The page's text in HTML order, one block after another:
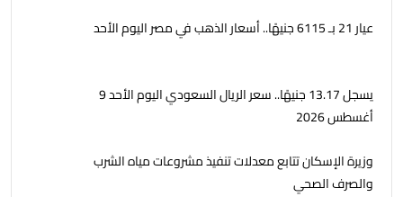
عيار 21 بـ 6115 جنيهًا.. أسعار الذهب في مصر اليوم الأحد
يسجل 13.17 جنيهًا.. سعر الريال السعودي اليوم الأحد 9
أغسطس 2026
وزيرة الإسكان تتابع معدلات تنفيذ مشروعات مياه الشرب
والصرف الصحي